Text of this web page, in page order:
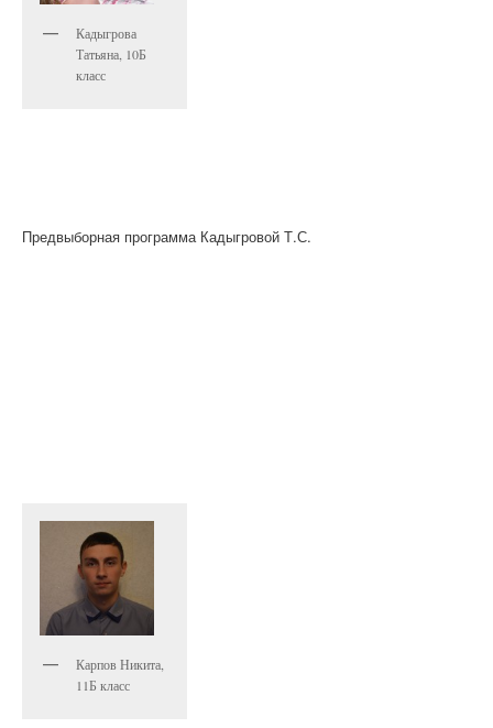
Кадыгрова
Татьяна, 10Б
класс
Предвыборная программа Кадыгровой Т.С.
Карпов Никита,
11Б класс